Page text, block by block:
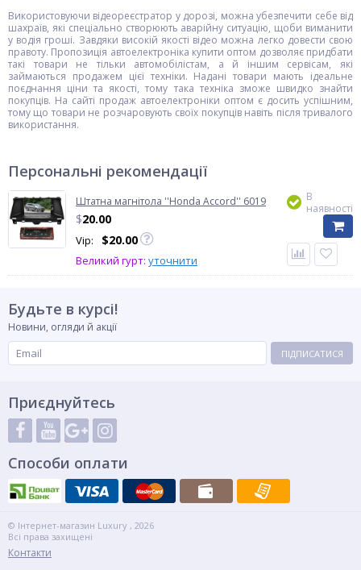
Використовуючи відеореєстратор у дорозі, можна убезпечити себе від
шахраїв, які спеціально створюють аварійну ситуацію, щоби виманити
у водія гроші. Завдяки високій якості відео можна легко довести свою
правоту. Пропозиція автоелектроніка купити оптом дозволяє придбати
такі товари не тільки автомобілістам, а й іншим сервісам, які
займаються продажем цієї техніки. Надані товари мають ідеальне
поєднання ціни та якості, тому така техніка зможе швидко знайти
покупців. На сайті продаж автоелектроніки оптом є досить успішним,
тому що товари не розчаровують своїх покупців навіть після тривалого
використання.
Персональні рекомендації
Штатна магнітола ''Honda Accord'' 6019
$20.00
Vip: $20.00
Великий гурт: уточнити
В
наявності
Будьте в курсі!
Новини, огляди й акції
ПІДПИСАТИСЯ
Приєднуйтесь
Способи оплати
© Інтернет-магазин Luxury , 2026
Всі права захищені
Контакти